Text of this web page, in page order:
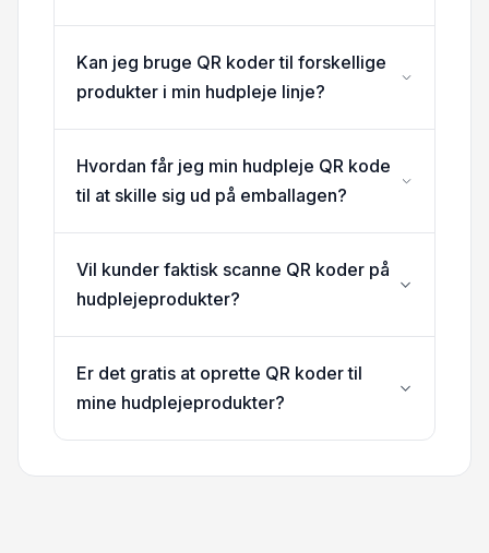
Kan jeg bruge QR koder til forskellige
produkter i min hudpleje linje?
Hvordan får jeg min hudpleje QR kode
til at skille sig ud på emballagen?
Vil kunder faktisk scanne QR koder på
hudplejeprodukter?
Er det gratis at oprette QR koder til
mine hudplejeprodukter?